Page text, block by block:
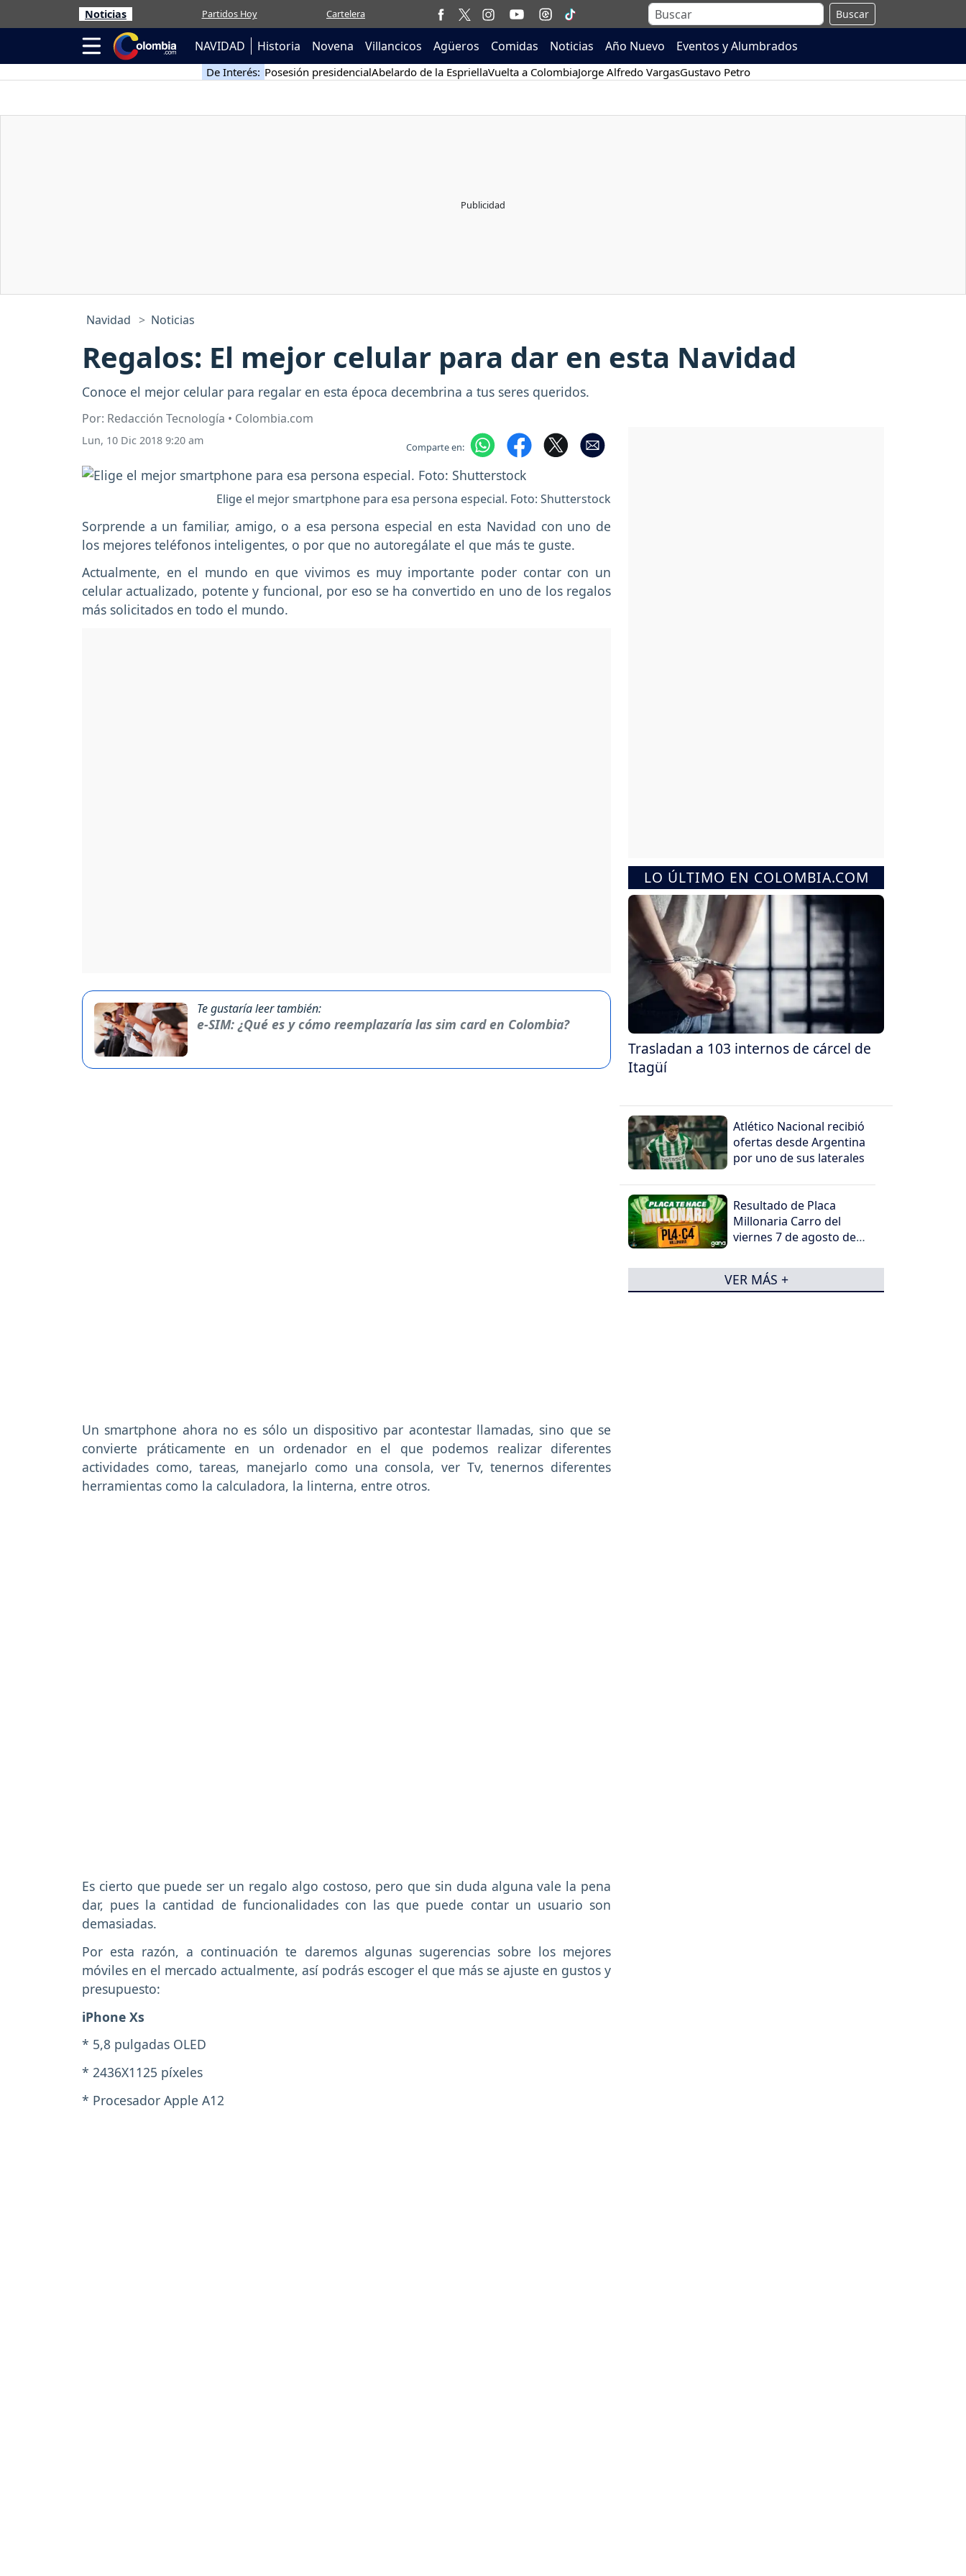
Noticias Partidos Hoy Cartelera Buscar
NAVIDAD Historia Novena Villancicos Agüeros Comidas Noticias Año Nuevo Eventos y Alumbrados
De Interés: Posesión presidencialAbelardo de la EspriellaVuelta a ColombiaJorge Alfredo VargasGustavo Petro
Navidad Noticias
Regalos: El mejor celular para dar en esta Navidad
Conoce el mejor celular para regalar en esta época decembrina a tus seres queridos.
Por: Redacción Tecnología • Colombia.com
Lun, 10 Dic 2018 9:20 am Comparte en:
Elige el mejor smartphone para esa persona especial. Foto: Shutterstock
Sorprende a un familiar, amigo, o a esa persona especial en esta Navidad con uno de
los mejores teléfonos inteligentes, o por que no autoregálate el que más te guste.
Actualmente, en el mundo en que vivimos es muy importante poder contar con un
celular actualizado, potente y funcional, por eso se ha convertido en uno de los regalos
más solicitados en todo el mundo.
Te gustaría leer también:
e-SIM: ¿Qué es y cómo reemplazaría las sim card en Colombia?
Un smartphone ahora no es sólo un dispositivo par acontestar llamadas, sino que se
convierte práticamente en un ordenador en el que podemos realizar diferentes
actividades como, tareas, manejarlo como una consola, ver Tv, tenernos diferentes
herramientas como la calculadora, la linterna, entre otros.
Es cierto que puede ser un regalo algo costoso, pero que sin duda alguna vale la pena
dar, pues la cantidad de funcionalidades con las que puede contar un usuario son
demasiadas.
Por esta razón, a continuación te daremos algunas sugerencias sobre los mejores
móviles en el mercado actualmente, así podrás escoger el que más se ajuste en gustos y
presupuesto:
iPhone Xs
* 5,8 pulgadas OLED
* 2436X1125 píxeles
* Procesador Apple A12
LO ÚLTIMO EN COLOMBIA.COM
Trasladan a 103 internos de cárcel de
Itagüí
Atlético Nacional recibió
ofertas desde Argentina
por uno de sus laterales
Resultado de Placa
Millonaria Carro del
viernes 7 de agosto de
VER MÁS +